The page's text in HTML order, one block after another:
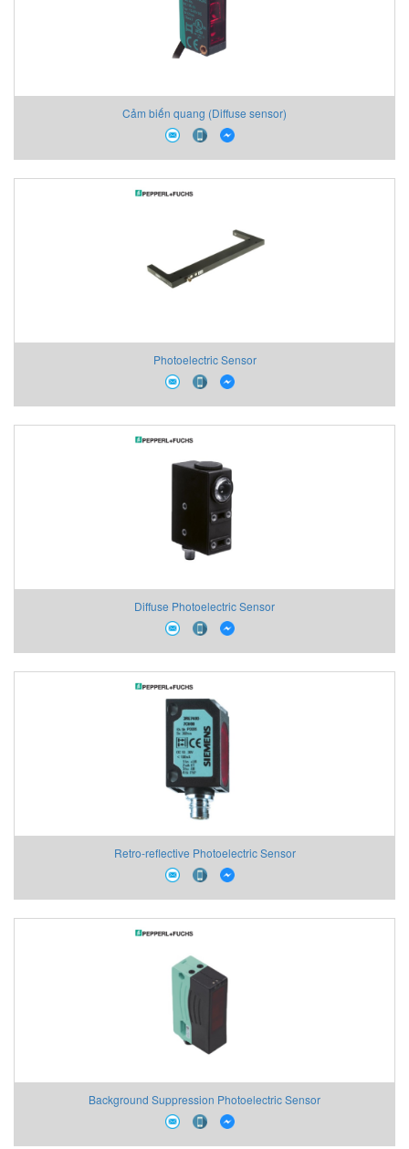
Cảm biến quang (Diffuse sensor)
Photoelectric Sensor
Diffuse Photoelectric Sensor
Retro-reflective Photoelectric Sensor
Background Suppression Photoelectric Sensor